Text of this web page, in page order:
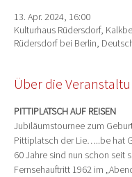
13. Apr. 2024, 16:00
Kulturhaus Rüdersdorf,
Rüdersdorf bei Berlin,
Über die
PITTIPLATSCH AUF REISEN
Jubiläumstournee zum
Pittiplatsch der Lie…..be hat
60 Jahre sind nun schon seit
Fernsehauftritt 1962 im